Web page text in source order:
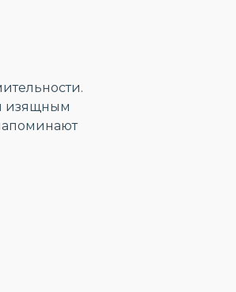
изящным